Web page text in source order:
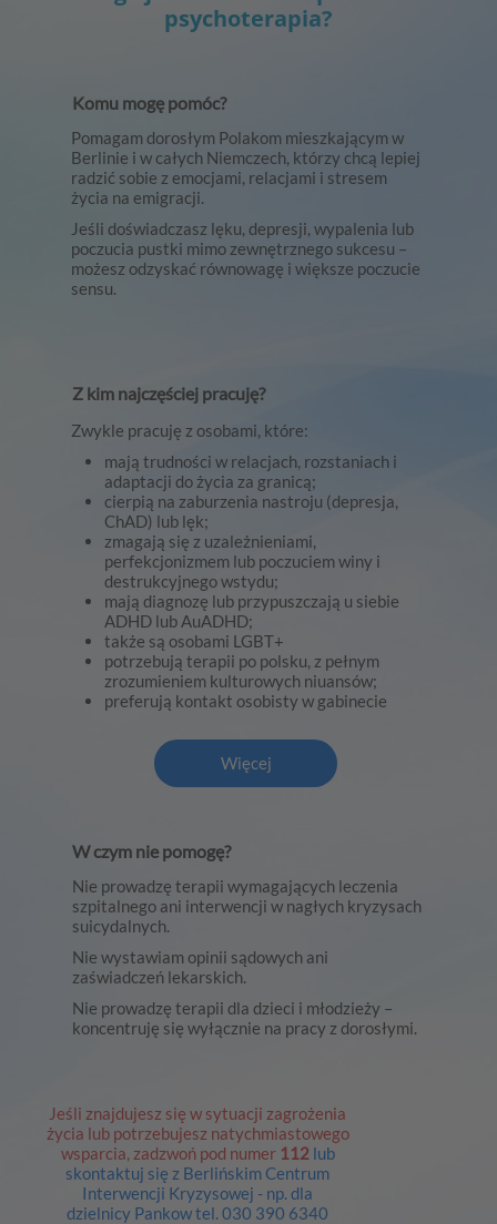
Jeśli znajdujesz się w sytuacji zagrożenia
życia lub potrzebujesz natychmiastowego
wsparcia, zadzwoń pod numer 112 lub
skontaktuj się z Berlińskim Centrum
Interwencji Kryzysowej - np. dla
dzielnicy Pankow tel. 030 390 6340
Komu mogę pomóc?
Pomagam dorosłym Polakom mieszkającym w
Berlinie i w całych Niemczech, którzy chcą lepiej
radzić sobie z emocjami, relacjami i stresem
życia na emigracji.
Jeśli doświadczasz lęku, depresji, wypalenia lub
poczucia pustki mimo zewnętrznego sukcesu –
możesz odzyskać równowagę i większe poczucie
sensu.
Więcej
Z kim najczęściej pracuję?
Zwykle pracuję z osobami, które:
mają trudności w relacjach, rozstaniach i
adaptacji do życia za granicą;
cierpią na zaburzenia nastroju (depresja,
ChAD) lub lęk;
zmagają się z uzależnieniami,
perfekcjonizmem lub poczuciem winy i
destrukcyjnego wstydu;
mają diagnozę lub przypuszczają u siebie
ADHD lub AuADHD;
także są osobami LGBT+
potrzebują terapii po polsku, z pełnym
zrozumieniem kulturowych niuansów;
preferują kontakt osobisty w gabinecie
W czym nie pomogę?
Nie prowadzę terapii wymagających leczenia
szpitalnego ani interwencji w nagłych kryzysach
suicydalnych.
Nie wystawiam opinii sądowych ani
zaświadczeń lekarskich.
Nie prowadzę terapii dla dzieci i młodzieży –
koncentruję się wyłącznie na pracy z dorosłymi.
psychoterapia?